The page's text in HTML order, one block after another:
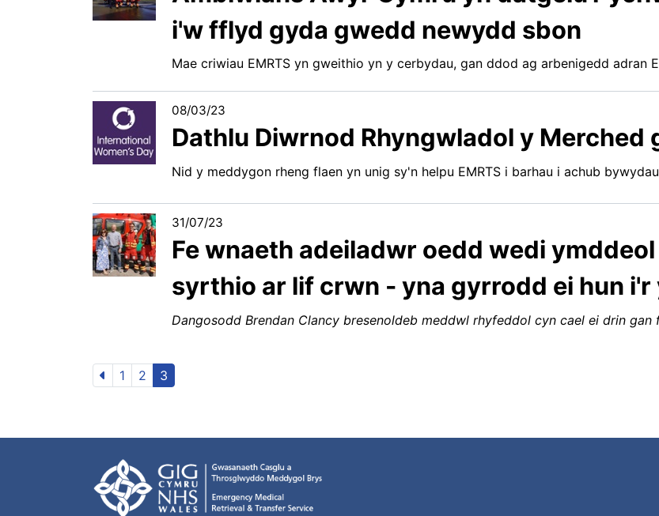
i'w fflyd gyda gwedd newydd sbon
Mae criwiau EMRTS yn gweithio yn y cerbydau, gan ddod ag arbenigedd adran
08/03/23
Dathlu Diwrnod Rhyngwladol y
Nid y meddygon rheng flaen yn unig sy'n helpu EMRTS i barhau i achub bywydau
31/07/23
Fe wnaeth adeiladwr oedd wedi
syrthio ar lif crwn - yna gyrrodd ei hun
Dangosodd Brendan Clancy bresenoldeb meddwl rhyfeddol cyn cael ei drin gan
1 2 3